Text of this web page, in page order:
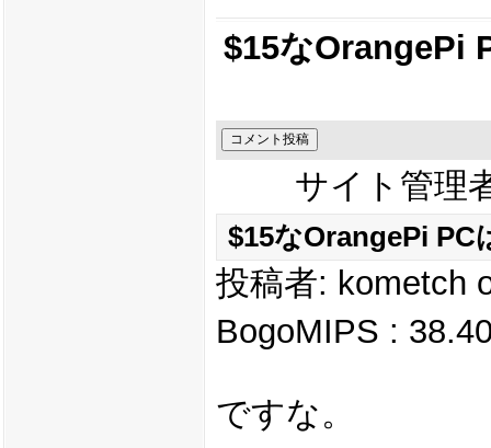
$15なOrangePi
サイト管理
$15なOrangePi PC
投稿者: kometch
BogoMIPS :
ですな。